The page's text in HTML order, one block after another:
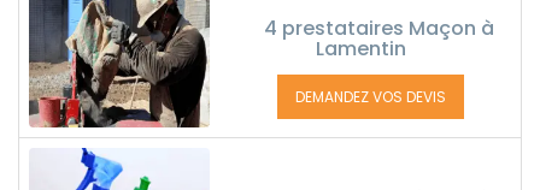
4 prestataires Maçon à
Lamentin
DEMANDEZ VOS DEVIS